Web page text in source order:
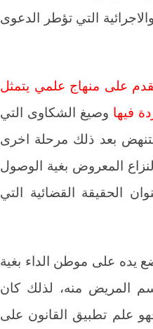
التي تؤطر الدعوى
على منهاج علمي يتمثل
فيها وصيغ الشكاوى التي
بعد ذلك مرحلة اخرى
المعروض بغية الوصول
الحقيقة القضائية التي
يده على موطن الداء بغية
المريض منه، لذلك كان
علم تطبيق القانون على